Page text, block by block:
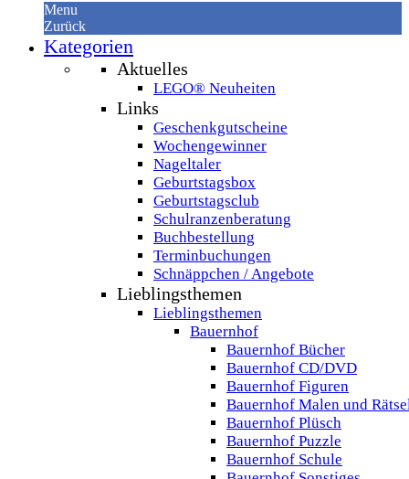
Menu
Zurück
Kategorien
Aktuelles
LEGO® Neuheiten
Links
Geschenkgutscheine
Wochengewinner
Nageltaler
Geburtstagsbox
Geburtstagsclub
Schulranzenberatung
Buchbestellung
Terminbuchungen
Schnäppchen / Angebote
Lieblingsthemen
Lieblingsthemen
Bauernhof
Bauernhof Bücher
Bauernhof CD/DVD
Bauernhof Figuren
Bauernhof Malen und
Bauernhof Plüsch
Bauernhof Puzzle
Bauernhof Schule